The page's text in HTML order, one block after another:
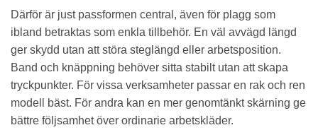
Därför är just passformen central, även för plagg som
ibland betraktas som enkla tillbehör. En väl avvägd längd
ger skydd utan att störa steglängd eller arbetsposition.
Band och knäppning behöver sitta stabilt utan att skapa
tryckpunkter. För vissa verksamheter passar en rak och ren
modell bäst. För andra kan en mer genomtänkt skärning ge
bättre följsamhet över ordinarie arbetskläder.